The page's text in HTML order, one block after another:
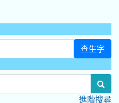
查生字
進階搜尋